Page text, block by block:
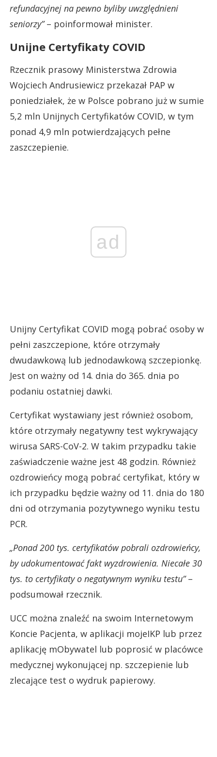
refundacyjnej na pewno byliby uwzględnieni
seniorzy”– poinformował minister.
Unijne Certyfikaty COVID
Rzecznik prasowy Ministerstwa Zdrowia
Wojciech Andrusiewicz przekazał PAP w
poniedziałek, że w Polsce pobrano już w sumie
5,2 mln Unijnych Certyfikatów COVID, w tym
ponad 4,9 mln potwierdzających pełne
zaszczepienie.
ad
Unijny Certyfikat COVID mogą pobrać osoby w
pełni zaszczepione, które otrzymały
dwudawkową lub jednodawkową szczepionkę.
Jest on ważny od 14. dnia do 365. dnia po
podaniu ostatniej dawki.
Certyfikat wystawiany jest również osobom,
które otrzymały negatywny test wykrywający
wirusa SARS-CoV-2. W takim przypadku takie
zaświadczenie ważne jest 48 godzin. Również
ozdrowieńcy mogą pobrać certyfikat, który w
ich przypadku będzie ważny od 11. dnia do 180
dni od otrzymania pozytywnego wyniku testu
PCR.
„Ponad 200 tys. certyfikatów pobrali ozdrowieńcy,
by udokumentować fakt wyzdrowienia. Niecałe 30
tys. to certyfikaty o negatywnym wyniku testu”–
podsumował rzecznik.
UCC można znaleźć na swoim Internetowym
Koncie Pacjenta, w aplikacji mojeIKP lub przez
aplikację mObywatel lub poprosić w placówce
medycznej wykonującej np. szczepienie lub
zlecające test o wydruk papierowy.